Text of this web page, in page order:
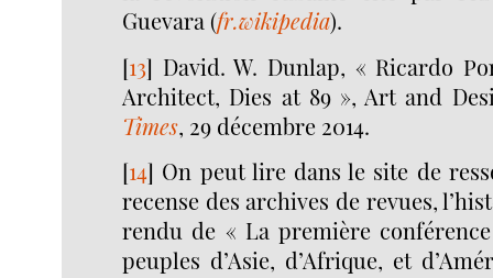
Guevara (fr.wikipedia).
[13] David. W. Dunlap, « Ricardo
Architect, Dies at 89 », Art and
Times, 29 décembre 2014.
[14] On peut lire dans le site de
recense des archives de revues,
rendu de « La première
peuples d’Asie, d’Afrique, et